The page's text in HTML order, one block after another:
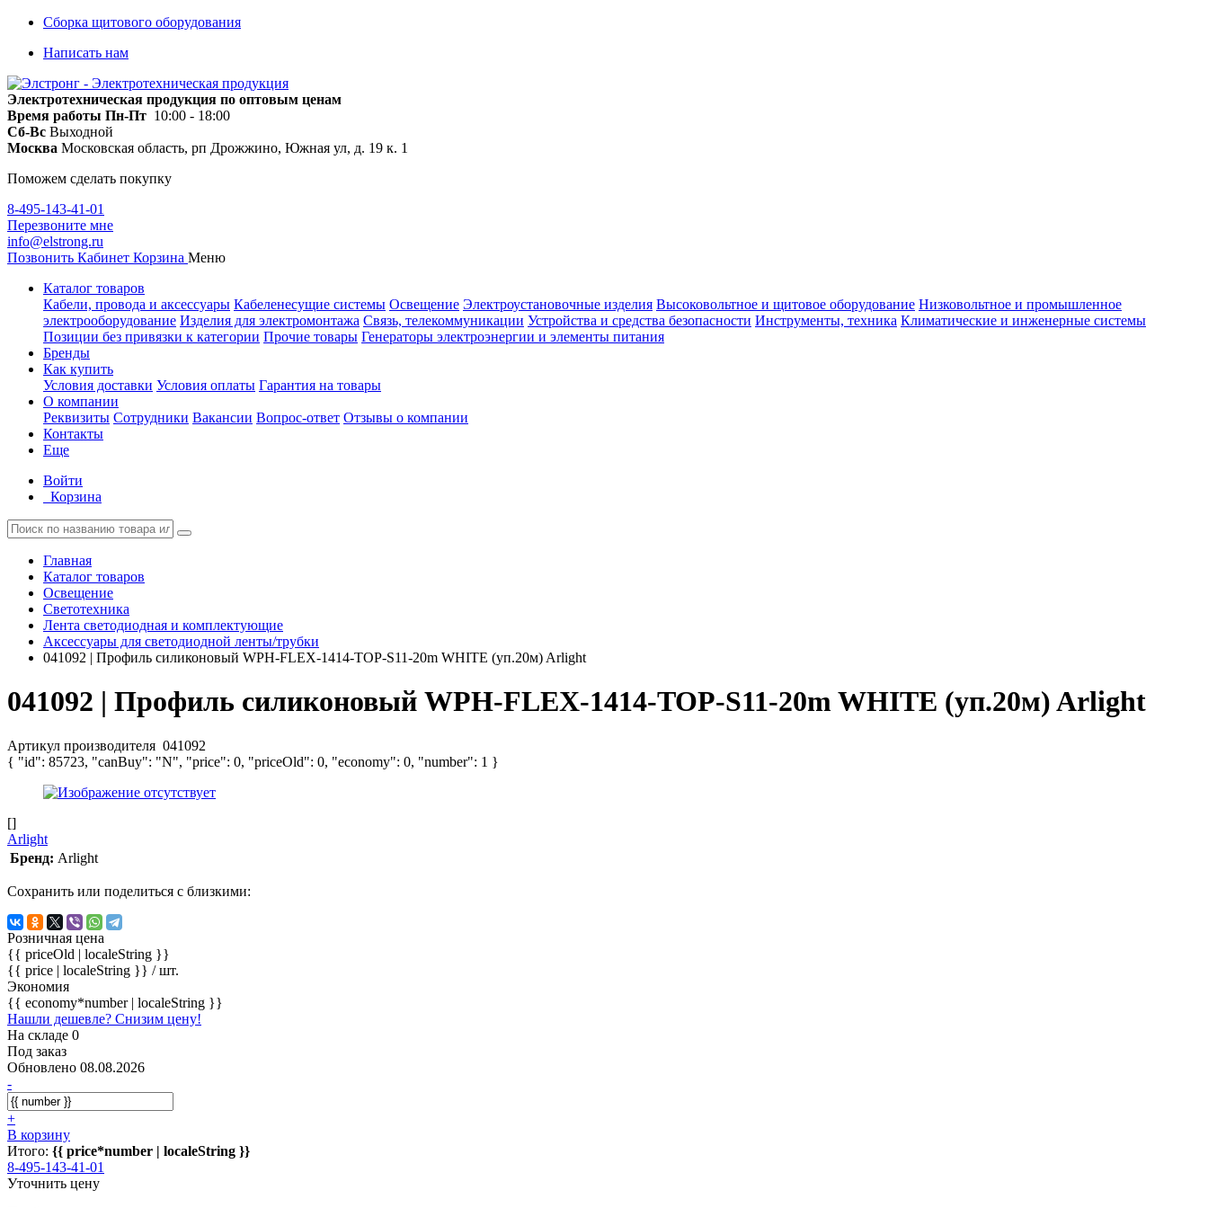
Сборка щитового оборудования
Написать нам
Электротехническая продукция по оптовым ценам
Время работы Пн-Пт 10:00 - 18:00
Сб-Вс Выходной
Москва Московская область, рп Дрожжино, Южная ул, д. 19 к. 1
Поможем сделать покупку
8-495-143-41-01
Перезвоните мне
info@elstrong.ru
Позвонить Кабинет Корзина Меню
Каталог товаров
Кабели, провода и аксессуары Кабеленесущие системы Освещение Электроустановочные изделия Высоковольтное и щитовое оборудование Низковольтное и промышленное
электрооборудование Изделия для электромонтажа Связь, телекоммуникации Устройства и средства безопасности Инструменты, техника Климатические и инженерные системы
Позиции без привязки к категории Прочие товары Генераторы электроэнергии и элементы питания
Бренды
Как купить
Условия доставки Условия оплаты Гарантия на товары
О компании
Реквизиты Сотрудники Вакансии Вопрос-ответ Отзывы о компании
Контакты
Еще
Войти
Корзина
Главная
Каталог товаров
Освещение
Светотехника
Лента светодиодная и комплектующие
Аксессуары для светодиодной ленты/трубки
041092 | Профиль силиконовый WPH-FLEX-1414-TOP-S11-20m WHITE (уп.20м) Arlight
041092 | Профиль силиконовый WPH-FLEX-1414-TOP-S11-20m WHITE (уп.20м) Arlight
Артикул производителя 041092
{ "id": 85723, "canBuy": "N", "price": 0, "priceOld": 0, "economy": 0, "number": 1 }
[]
Arlight
Бренд: Arlight
Сохранить или поделиться с близкими:
Розничная цена
{{ priceOld | localeString }}
{{ price | localeString }} / шт.
Экономия
{{ economy*number | localeString }}
Нашли дешевле? Снизим цену!
На складе 0
Под заказ
Обновлено 08.08.2026
-
+
В корзину
Итого: {{ price*number | localeString }}
8-495-143-41-01
Уточнить цену